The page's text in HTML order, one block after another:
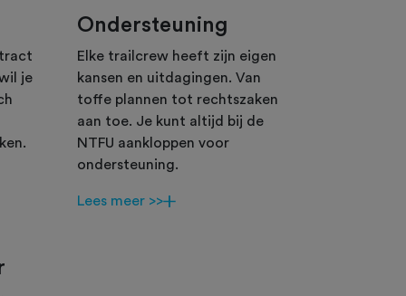
je
Ondersteuning
Elke trailcrew heeft zijn eigen
kansen en uitdagingen. Van
toffe plannen tot rechtszaken
aan toe. Je kunt altijd bij de
NTFU aankloppen voor
ondersteuning.
Lees meer >>